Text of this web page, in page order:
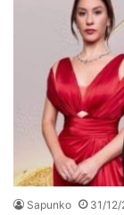
Sapunko 31/